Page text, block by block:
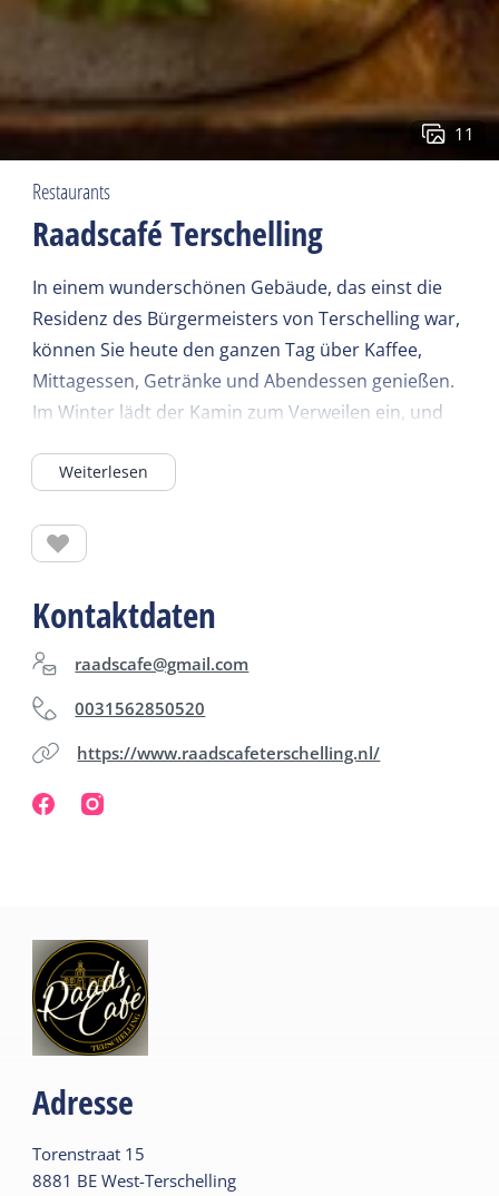
11
Restaurants
Raadscafé Terschelling
In einem wunderschönen Gebäude, das einst die
Residenz des Bürgermeisters von Terschelling war,
können Sie heute den ganzen Tag über Kaffee,
Mittagessen, Getränke und Abendessen genießen.
Im Winter lädt der Kamin zum Verweilen ein, und
Ort zum Entspannen.
Die aktuellen Öffnungszeiten finden Sie auf
unseren Social-Media-Kanälen!
Weiterlesen
Kontaktdaten
raadscafe@gmail.com
0031562850520
https://www.raadscafeterschelling.nl/
Adresse
Torenstraat 15
8881 BE West-Terschelling